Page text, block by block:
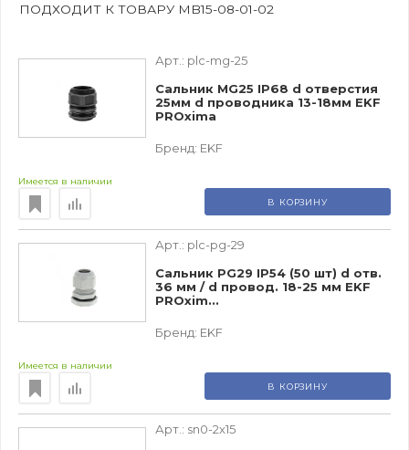
ПОДХОДИТ К ТОВАРУ MB15-08-01-02
Арт.: plc-mg-25
Сальник MG25 IP68 d отверстия
25мм d проводника 13-18мм EKF
PROxima
Бренд: EKF
Имеется в наличии
В КОРЗИНУ
Арт.: plc-pg-29
Сальник PG29 IP54 (50 шт) d отв.
36 мм / d провод. 18-25 мм EKF
PROxim...
Бренд: EKF
Имеется в наличии
В КОРЗИНУ
Арт.: sn0-2x15